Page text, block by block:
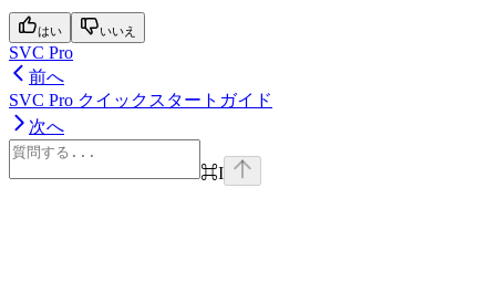
はい いいえ
SVC Pro
前へ
SVC Pro クイックスタートガイド
次へ
⌘I